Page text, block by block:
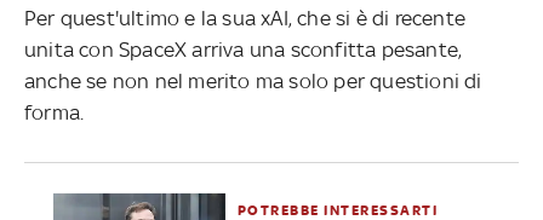
Per quest'ultimo e la sua xAI, che si è di recente
unita con SpaceX arriva una sconfitta pesante,
anche se non nel merito ma solo per questioni di
forma.
POTREBBE INTERESSARTI